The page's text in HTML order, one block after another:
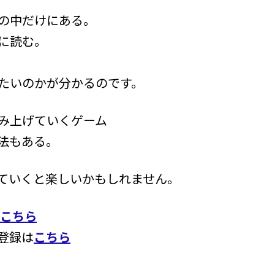
中だけにある。
む。
のかが分かるのです。
上げていくゲーム
ある。
くと楽しいかもしれません。
こちら
録はこちら